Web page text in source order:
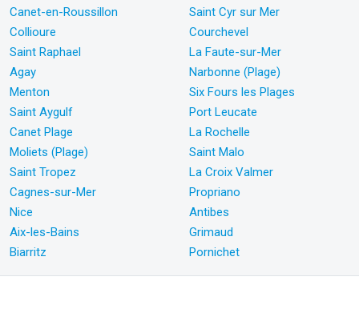
Canet-en-Roussillon
Saint Cyr sur Mer
Collioure
Courchevel
Saint Raphael
La Faute-sur-Mer
Agay
Narbonne (Plage)
Menton
Six Fours les Plages
Saint Aygulf
Port Leucate
Canet Plage
La Rochelle
Moliets (Plage)
Saint Malo
Saint Tropez
La Croix Valmer
Cagnes-sur-Mer
Propriano
Nice
Antibes
Aix-les-Bains
Grimaud
Biarritz
Pornichet